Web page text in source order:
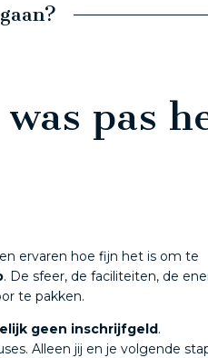
pas
ervaren hoe fijn het is om te
. De sfeer, de faciliteiten, de
te pakken.
geen inschrijfgeld.
Alleen jij en je volgende